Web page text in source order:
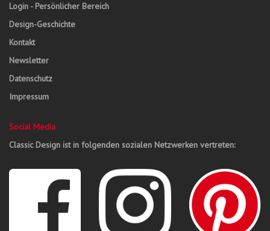
Login - Persönlicher Bereich
Design-Geschichte
Kontakt
Newsletter
Datenschutz
Impressum
Social Media
Classic Design ist in folgenden sozialen Netzwerken vertreten: